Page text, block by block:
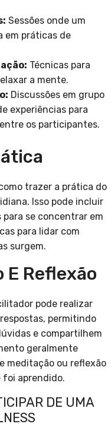
Sessões onde um
em práticas de
Técnicas para
a mente.
Discussões em grupo
experiências para
os participantes.
trazer a prática do
Isso pode incluir
se concentrar em
para lidar com
surgem.
Reflexão
pode realizar
permitindo
e compartilhem
geralmente
meditação ou reflexão
foi aprendido.
DE UMA